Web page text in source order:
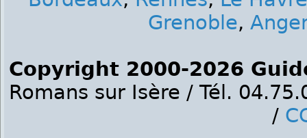
Grenoble,
Copyright 2000-2026
Romans sur Isère / Tél.
/